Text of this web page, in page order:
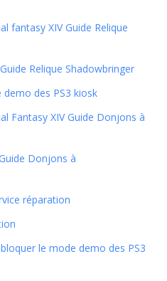
fantasy XIV Guide Relique
Relique Shadowbringer
des PS3 kiosk
Fantasy XIV Guide Donjons à
Donjons à
réparation
le mode demo des PS3